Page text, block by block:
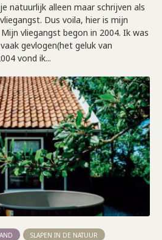
natuurlijk alleen maar schrijven als
Dus voila, hier is mijn
vliegangst begon in 2004. Ik was
gevlogen(het geluk van
vond ik...
SLAPEN IN DE NATUUR